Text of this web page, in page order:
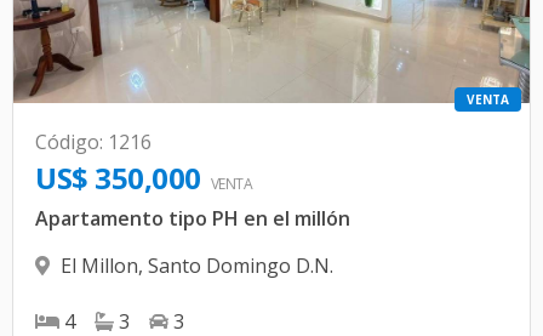
VENTA
Código: 1216
US$ 350,000 VENTA
Apartamento tipo PH en el millón
El Millon, Santo Domingo D.N.
4 3 3